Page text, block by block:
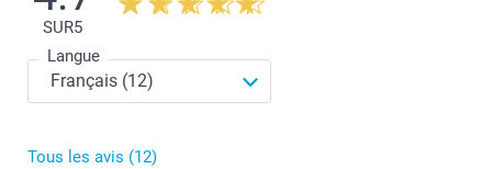
SUR5
Langue
Tous les avis (12)